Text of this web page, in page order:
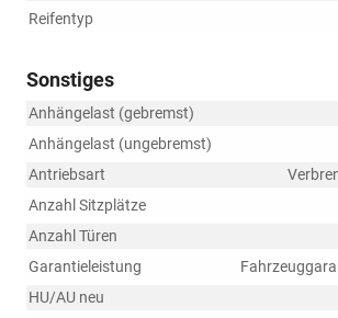
Reifentyp
Sonstiges
Anhängelast (gebremst)
Anhängelast (ungebremst)
Antriebsart
Anzahl Sitzplätze
Anzahl Türen
Garantieleistung
HU/AU neu